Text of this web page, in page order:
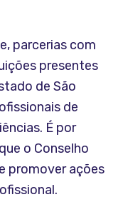
parcerias com
presentes
de São
de
É por
o Conselho
promover ações